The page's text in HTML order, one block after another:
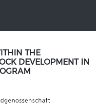
THE
DEVELOPMENT IN